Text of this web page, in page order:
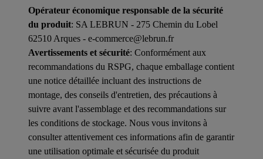
Opérateur économique responsable de la sécurité
du produit: SA LEBRUN - 275 Chemin du Lobel
62510 Arques - e-commerce@lebrun.fr
Avertissements et sécurité: Conformément aux
recommandations du RSPG, chaque emballage contient
une notice détaillée incluant des instructions de
montage, des conseils d'entretien, des précautions à
suivre avant l'assemblage et des recommandations sur
les conditions de stockage. Nous vous invitons à
consulter attentivement ces informations afin de garantir
une utilisation optimale et sécurisée du produit